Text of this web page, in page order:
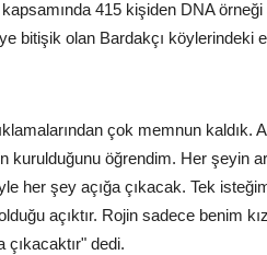
415 kişiden DNA
bitişik olan Bardakçı köylerindeki
çok memnun kaldık.
kurulduğunu öğrendim. Her şeyin
her şey açığa çıkacak. Tek
açıktır. Rojin sadece benim
çıkacaktır" dedi.